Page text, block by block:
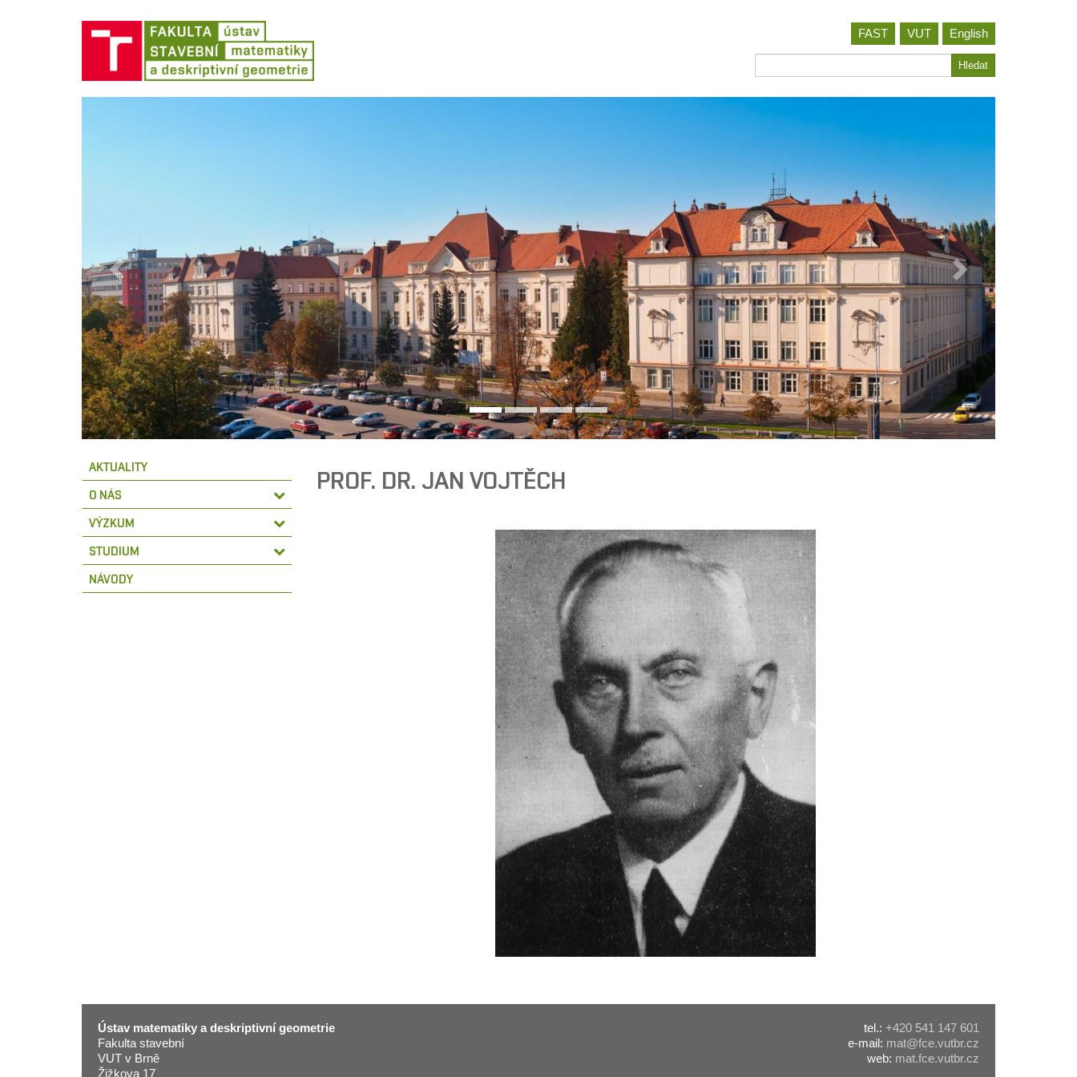
FAST VUT
English
Hledat
AKTUALITY
O NÁS
VÝZKUM
STUDIUM
NÁVODY
PROF. DR. JAN VOJTĚCH
Ústav matematiky a deskriptivní geometrie
Fakulta stavební
VUT v Brně
Žižkova 17
tel.: +420 541 147 601
e-mail: mat@fce.vutbr.cz
web: mat.fce.vutbr.cz